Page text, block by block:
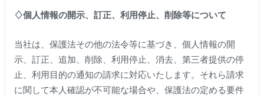
♢個人情報の開示、訂正、利用停止、削除等について
当社は、保護法その他の法令等に基づき、個人情報の開
示、訂正、追加、削除、利用停止、消去、第三者提供の停
止、利用目的の通知の請求に対応いたします。それら請求
に関して本人確認が不可能な場合や、保護法の定める要件